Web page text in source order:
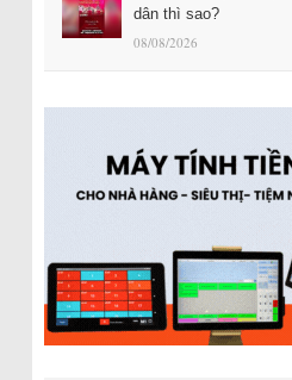
dân thì sao?
08/08/2026